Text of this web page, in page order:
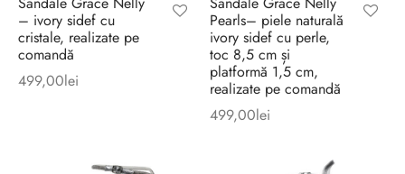
– ivory sidef cu
cristale, realizate pe
comandă
499,00lei
Pearls– piele naturală
ivory sidef cu perle,
toc 8,5 cm și
platformă 1,5 cm,
realizate pe comandă
499,00lei